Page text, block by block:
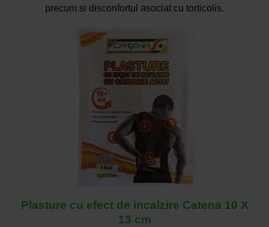
precum si disconfortul asociat cu torticolis.
Plasture cu efect de incalzire Catena 10 X
13 cm